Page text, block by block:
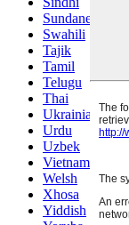
Sundanese
Swahili
Tajik
Tamil
Telugu
Thai
Ukrainian
Urdu
Uzbek
Vietnamese
Welsh
Xhosa
Yiddish